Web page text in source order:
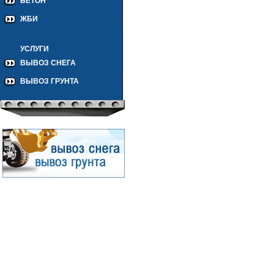
ЖБИ
УСЛУГИ
ВЫВОЗ СНЕГА
ВЫВОЗ ГРУНТА